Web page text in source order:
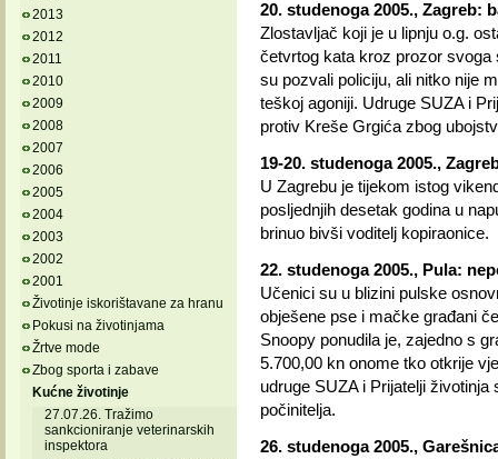
2013
2012
2011
2010
2009
2008
2007
2006
2005
2004
2003
2002
2001
Životinje iskorištavane za hranu
Pokusi na životinjama
Žrtve mode
Zbog sporta i zabave
Kućne životinje
27.07.26. Tražimo
sankcioniranje veterinarskih
inspektora
20. studenoga 2005., Zagreb:
Zlostavljač koji je u lipnju o.g.
četvrtog kata kroz prozor svoga
su pozvali policiju, ali nitko nije
teškoj agoniji. Udruge SUZA i
protiv Kreše Grgića zbog
19-20. studenoga 2005.,
U Zagrebu je tijekom istog
posljednjih desetak godina u
brinuo bivši voditelj kopiraonice.
22. studenoga 2005., Pula:
Učenici su u blizini pulske
obješene pse i mačke građani
Snoopy ponudila je, zajedno s
5.700,00 kn onome tko otkrije
udruge SUZA i Prijatelji
počinitelja.
26. studenoga 2005.,